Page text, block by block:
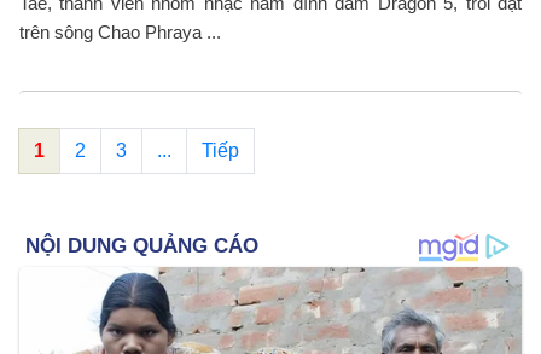
trên sông Chao Phraya ...
1 2 3 ... Tiếp